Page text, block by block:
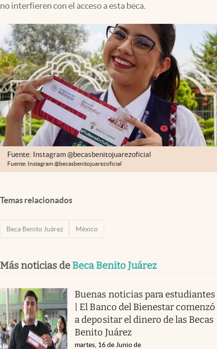
Clima
Espiritualidad
Mediakit
abre en nueva pestaña
México
no interfieren con el acceso a esta beca.
Fuente: Instagram @becasbenitojuarezoficial
Fuente: Instagram @becasbenitojuarezoficial
Temas relacionados
Beca Benito Juárez México
Más noticias de Beca Benito Juárez
Buenas noticias para estudiantes
| El Banco del Bienestar comenzó
a depositar el dinero de las Becas
Benito Juárez
martes, 16 de Junio de